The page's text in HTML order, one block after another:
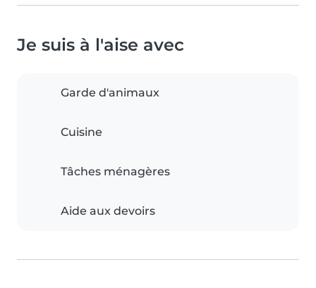
Je suis à l'aise avec
Garde d'animaux
Cuisine
Tâches ménagères
Aide aux devoirs